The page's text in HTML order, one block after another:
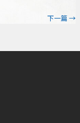
下一篇→